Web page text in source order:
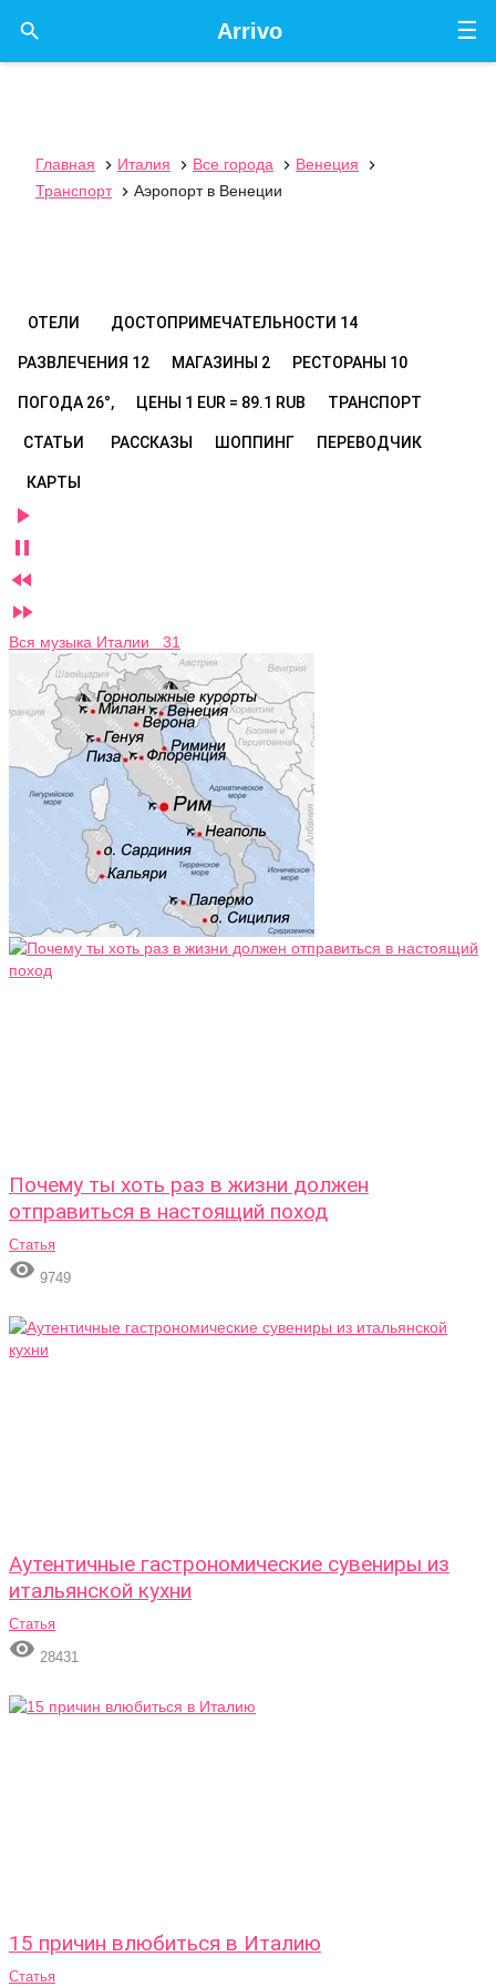
☰
Arrivo

Главная  Италия  Все города  Венеция

Транспорт
 Аэропорт в Венеции
ОТЕЛИ ДОСТОПРИМЕЧАТЕЛЬНОСТИ 14
РАЗВЛЕЧЕНИЯ 12 МАГАЗИНЫ 2 РЕСТОРАНЫ 10
ПОГОДА 26°, ЦЕНЫ 1 EUR = 89.1 RUB ТРАНСПОРТ
СТАТЬИ РАССКАЗЫ ШОППИНГ ПЕРЕВОДЧИК
КАРТЫ




Вся музыка Италии 31
Почему ты хоть раз в жизни должен
отправиться в настоящий поход
Статья
 9749
Аутентичные гастрономические сувениры из
итальянской кухни
Статья
 28431
15 причин влюбиться в Италию
Статья